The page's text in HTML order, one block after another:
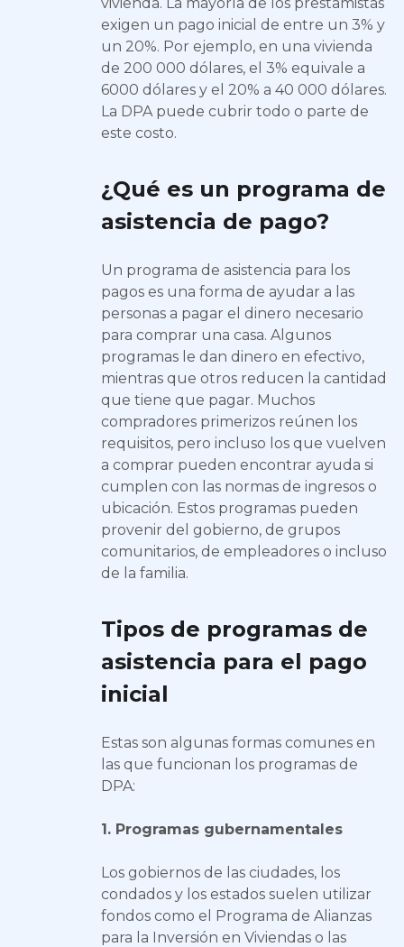
exigen un pago inicial de entre un 3% y
un 20%. Por ejemplo, en una vivienda
de 200 000 dólares, el 3% equivale a
6000 dólares y el 20% a 40 000 dólares.
La DPA puede cubrir todo o parte de
este costo.
¿Qué es un programa de
asistencia de pago?
Un programa de asistencia para los
pagos es una forma de ayudar a las
personas a pagar el dinero necesario
para comprar una casa. Algunos
programas le dan dinero en efectivo,
mientras que otros reducen la cantidad
que tiene que pagar. Muchos
compradores primerizos reúnen los
requisitos, pero incluso los que vuelven
a comprar pueden encontrar ayuda si
cumplen con las normas de ingresos o
ubicación. Estos programas pueden
provenir del gobierno, de grupos
comunitarios, de empleadores o incluso
de la familia.
Tipos de programas de
asistencia para el pago
inicial
Estas son algunas formas comunes en
las que funcionan los programas de
DPA:
1. Programas gubernamentales
Los gobiernos de las ciudades, los
condados y los estados suelen utilizar
fondos como el Programa de Alianzas
para la Inversión en Viviendas o las